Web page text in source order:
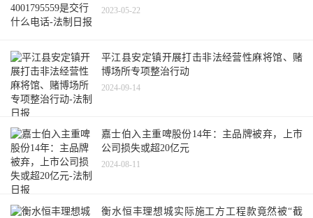
2023-05-22
平江县安定镇开展打击非法经营性麻将馆、赌
博场所专项整治行动
2024-09-14
嘉士伯入主重啤股份14年：主品牌被弃，上市
公司损失或超20亿元
2024-08-11
衡水恒丰理想城实际施工方工程款竟然被“截